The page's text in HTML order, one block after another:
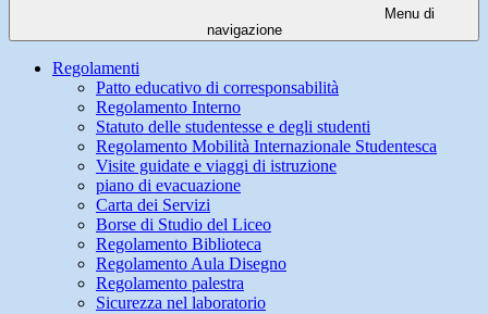
Menu di
navigazione
Regolamenti
Patto educativo di corresponsabilità
Regolamento Interno
Statuto delle studentesse e degli studenti
Regolamento Mobilità Internazionale Studentesca
Visite guidate e viaggi di istruzione
piano di evacuazione
Carta dei Servizi
Borse di Studio del Liceo
Regolamento Biblioteca
Regolamento Aula Disegno
Regolamento palestra
Sicurezza nel laboratorio